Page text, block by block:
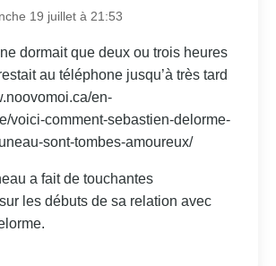
19 juillet à 21:53
dormait que deux ou trois heures
au téléphone jusqu’à très tard
en-
voici-comment-sebastien-delorme-
sont-tombes-amoureux/
a fait de touchantes
les débuts de sa relation avec